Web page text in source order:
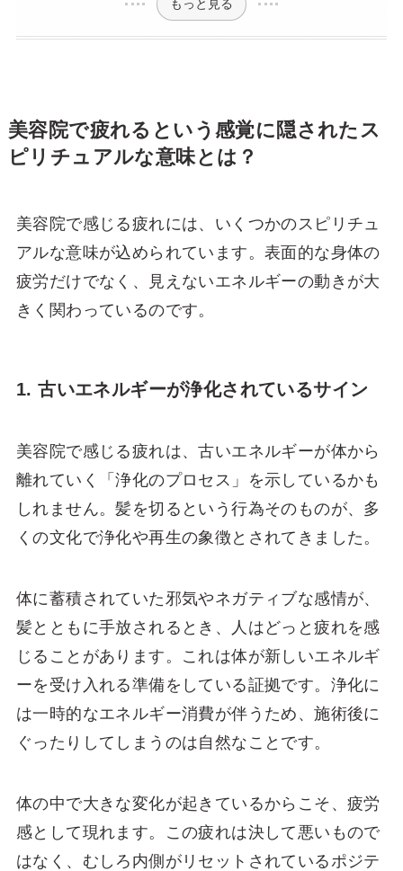
もっと見る
美容院で疲れるという感覚に隠されたス
ピリチュアルな意味とは？
美容院で感じる疲れには、いくつかのスピリチュ
アルな意味が込められています。表面的な身体の
疲労だけでなく、見えないエネルギーの動きが大
きく関わっているのです。
1. 古いエネルギーが浄化されているサイン
美容院で感じる疲れは、古いエネルギーが体から
離れていく「浄化のプロセス」を示しているかも
しれません。髪を切るという行為そのものが、多
くの文化で浄化や再生の象徴とされてきました。
体に蓄積されていた邪気やネガティブな感情が、
髪とともに手放されるとき、人はどっと疲れを感
じることがあります。これは体が新しいエネルギ
ーを受け入れる準備をしている証拠です。浄化に
は一時的なエネルギー消費が伴うため、施術後に
ぐったりしてしまうのは自然なことです。
体の中で大きな変化が起きているからこそ、疲労
感として現れます。この疲れは決して悪いもので
はなく、むしろ内側がリセットされているポジテ